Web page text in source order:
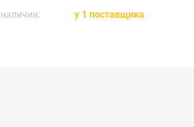
у 1 поставщика